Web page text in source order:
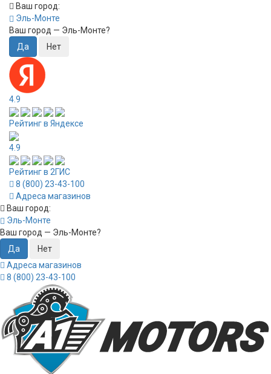
Ваш город:
Эль-Монте
Ваш город — Эль-Монте?
4.9
Рейтинг в Яндексе
4.9
Рейтинг в 2ГИС
8 (800) 23-43-100
Адреса магазинов
Ваш город:
Эль-Монте
Ваш город — Эль-Монте?
Адреса магазинов
8 (800) 23-43-100